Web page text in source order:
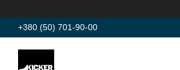
+380 (50) 701-90-00